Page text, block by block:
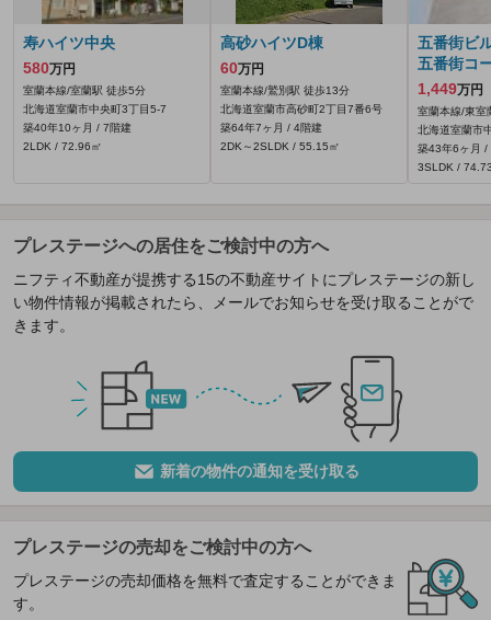
寿ハイツ中央
580万円
室蘭本線/室蘭駅 徒歩5分
北海道室蘭市中央町3丁目5-7
築40年10ヶ月 / 7階建
2LDK / 72.96㎡
高砂ハイツD棟
60万円
室蘭本線/鷲別駅 徒歩13分
北海道室蘭市高砂町2丁目7番6号
築64年7ヶ月 / 4階建
2DK～2SLDK / 55.15㎡
五番街ビ
五番街コ
1,449万円
室蘭本線/東室
北海道室蘭市
築43年6ヶ月 /
3SLDK /
プレステージへの居住をご検討中の方へ
ニフティ不動産が提携する15の不動産サイトにプレステージの新し
い物件情報が掲載されたら、メールでお知らせを受け取ることがで
きます。
新着の物件の通知を受け取る
プレステージの売却をご検討中の方へ
プレステージの売却価格を無料で査定することができま
す。